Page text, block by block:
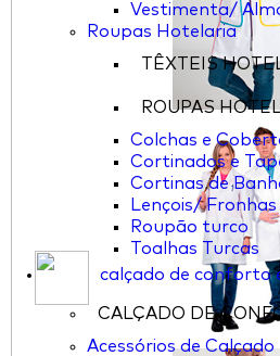
Vestimenta/
Roupas Hotelaria
TÊXTEIS
ROUPAS
Colchas e
Cortinados e
Cortinas de
Lençois/
Roupão turco
Toalhas Turcas
calçado de conforto
CALÇADO DE
Acessórios de Calçado